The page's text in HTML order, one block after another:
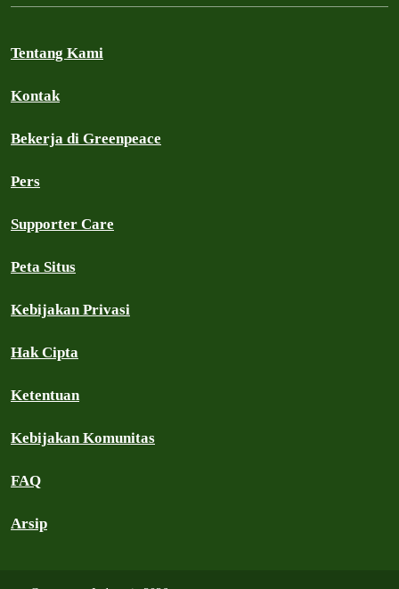
Tentang Kami
Kontak
Bekerja di Greenpeace
Pers
Supporter Care
Peta Situs
Kebijakan Privasi
Hak Cipta
Ketentuan
Kebijakan Komunitas
FAQ
Arsip